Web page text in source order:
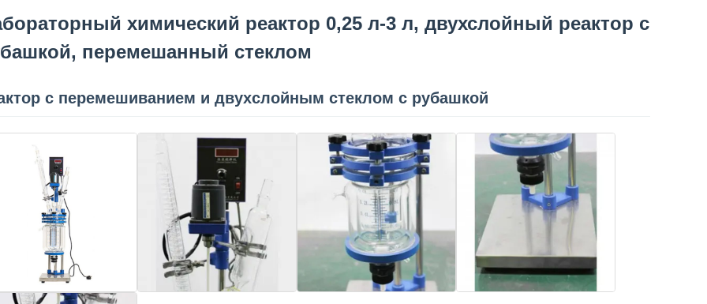
химический реактор 0,25 л-3 л, двухслойный реактор с
перемешанный стеклом
с перемешиванием и двухслойным стеклом с рубашкой